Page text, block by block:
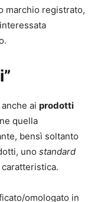
marchio registrato,
ai prodotti
quella
bensì soltanto
uno standard
omologato in